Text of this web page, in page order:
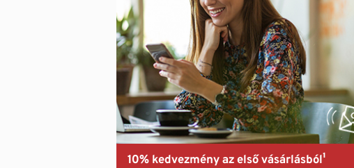
10% kedvezmény az első vásárlásból¹